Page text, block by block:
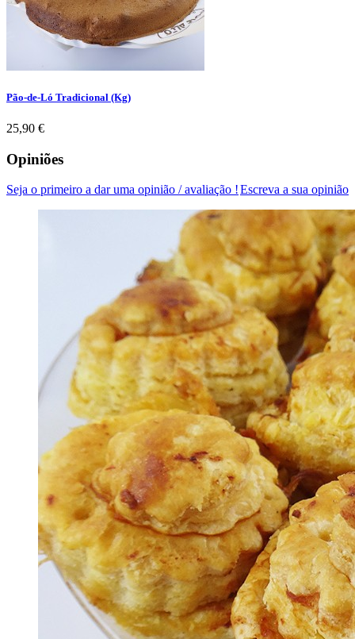
Pão-de-Ló Tradicional (Kg)
Preço
25,90 €
Opiniões
Escreva a sua opinião
Seja o primeiro a dar uma opinião / avaliação !